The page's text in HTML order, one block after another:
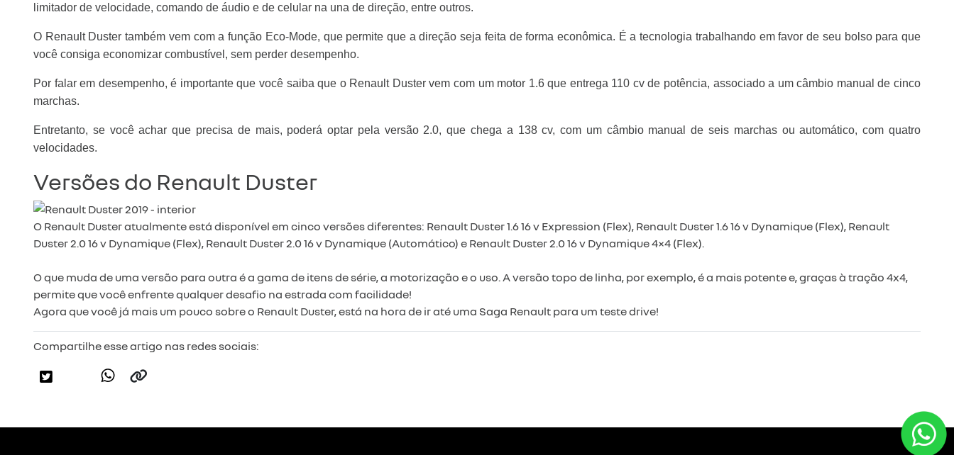
limitador de velocidade, comando de áudio e de celular na una de direção, entre outros.
O Renault Duster também vem com a função Eco-Mode, que permite que a direção seja feita de forma econômica. É a tecnologia trabalhando em favor de seu bolso para que
você consiga economizar combustível, sem perder desempenho.
Por falar em desempenho, é importante que você saiba que o Renault Duster vem com um motor 1.6 que entrega 110 cv de potência, associado a um câmbio manual de cinco
marchas.
Entretanto, se você achar que precisa de mais, poderá optar pela versão 2.0, que chega a 138 cv, com um câmbio manual de seis marchas ou automático, com quatro
velocidades.
Versões do Renault Duster
O Renault Duster atualmente está disponível em cinco versões diferentes: Renault Duster 1.6 16 v Expression (Flex), Renault Duster 1.6 16 v Dynamique (Flex), Renault
Duster 2.0 16 v Dynamique (Flex), Renault Duster 2.0 16 v Dynamique (Automático) e Renault Duster 2.0 16 v Dynamique 4×4 (Flex).
O que muda de uma versão para outra é a gama de itens de série, a motorização e o uso. A versão topo de linha, por exemplo, é a mais potente e, graças à tração 4x4,
permite que você enfrente qualquer desafio na estrada com facilidade!
Agora que você já mais um pouco sobre o Renault Duster, está na hora de ir até uma Saga Renault para um teste drive!
Compartilhe esse artigo nas redes sociais: